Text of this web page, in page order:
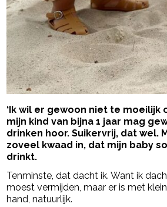
‘Ik wil er gewoon niet te moeilijk
mijn kind van bijna 1 jaar mag
drinken hoor. Suikervrij, dat wel.
zoveel kwaad in, dat mijn baby
drinkt.
Tenminste, dat dacht ik. Want ik
moest vermijden, maar er is met
hand, natuurlijk.